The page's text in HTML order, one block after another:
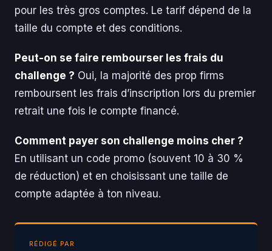
pour les très gros comptes. Le tarif dépend de la
taille du compte et des conditions.
Peut-on se faire rembourser les frais du
challenge ? Oui, la majorité des prop firms
remboursent les frais d’inscription lors du premier
retrait une fois le compte financé.
Comment payer son challenge moins cher ?
En utilisant un code promo (souvent 10 à 30 %
de réduction) et en choisissant une taille de
compte adaptée à ton niveau.
RÉDIGÉ PAR